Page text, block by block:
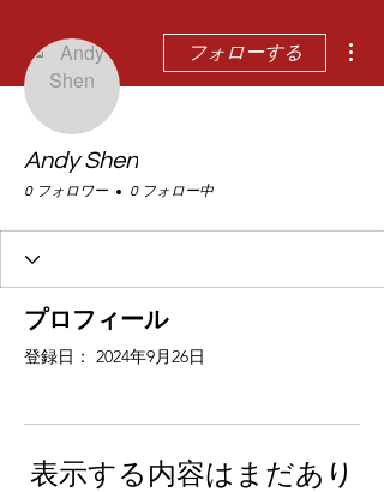
フォローする
Andy Shen
0 フォロワー 0 フォロー中
プロフィール
登録日： 2024年9月26日
表示する内容はまだあり